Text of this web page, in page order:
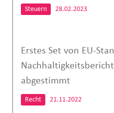
Steuern 28.02.2023
Erstes Set von EU-
abgestimmt
Recht 21.11.2022